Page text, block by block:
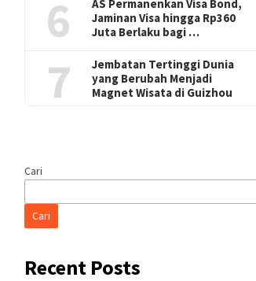
6
AS Permanenkan Visa Bond,
Jaminan Visa hingga Rp360
Juta Berlaku bagi …
7
Jembatan Tertinggi Dunia
yang Berubah Menjadi
Magnet Wisata di Guizhou
Cari
Cari
Recent Posts